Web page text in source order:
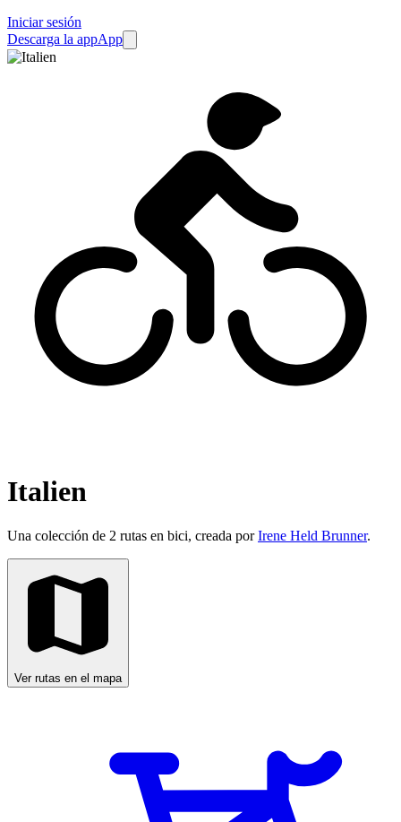
Iniciar sesión
Descarga la appApp
Italien
Una colección de 2 rutas en bici, creada porIrene Held Brunner.
Ver rutas en el mapa